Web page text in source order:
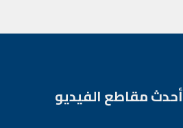
أحدث مقاطع الفيديو